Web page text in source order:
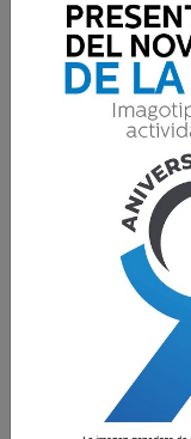
Suman
La Voz de Xela